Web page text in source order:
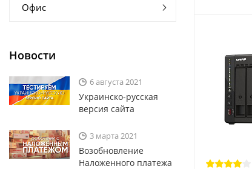
Офис
Новости
6 августа 2021
Украинско-русская
версия сайта
3 марта 2021
Возобновление
Наложенного платежа